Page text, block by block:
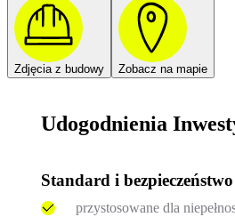
Zdjęcia z budowy Zobacz na mapie
Udogodnienia
Standard i bezpieczeństwo
przystosowane dla